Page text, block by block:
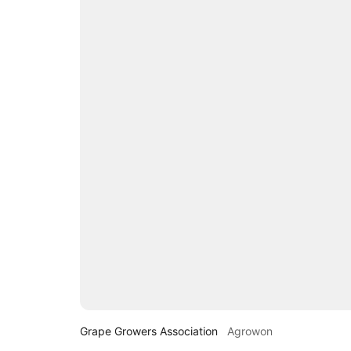
Grape Growers Association Agrowon